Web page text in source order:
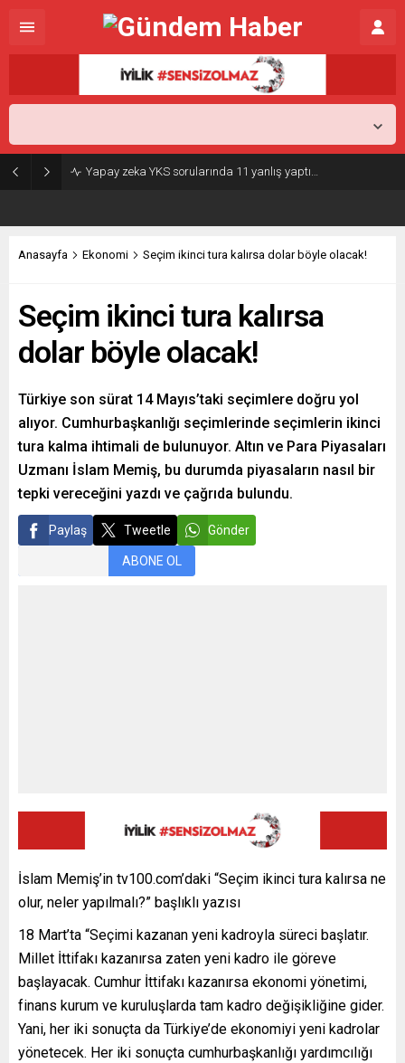
Yapay zeka YKS sorularında 11 yanlış yaptı…
Anasayfa Ekonomi Seçim ikinci tura kalırsa dolar böyle olacak!
Seçim ikinci tura kalırsa
dolar böyle olacak!
Türkiye son sürat 14 Mayıs’taki seçimlere doğru yol
alıyor. Cumhurbaşkanlığı seçimlerinde seçimlerin ikinci
tura kalma ihtimali de bulunuyor. Altın ve Para Piyasaları
Uzmanı İslam Memiş, bu durumda piyasaların nasıl bir
tepki vereceğini yazdı ve çağrıda bulundu.
Paylaş Tweetle Gönder
ABONE OL
İslam Memiş’in tv100.com’daki “Seçim ikinci tura kalırsa ne
olur, neler yapılmalı?” başlıklı yazısı
18 Mart’ta “Seçimi kazanan yeni kadroyla süreci başlatır.
Millet İttifakı kazanırsa zaten yeni kadro ile göreve
başlayacak. Cumhur İttifakı kazanırsa ekonomi yönetimi,
finans kurum ve kuruluşlarda tam kadro değişikliğine gider.
Yani, her iki sonuçta da Türkiye’de ekonomiyi yeni kadrolar
yönetecek. Her iki sonuçta cumhurbaşkanlığı yardımcılığı